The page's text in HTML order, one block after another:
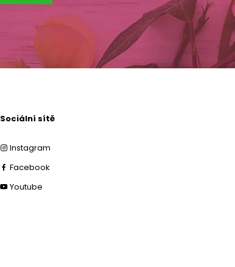
Sociální sítě
Instagram
Facebook
Youtube